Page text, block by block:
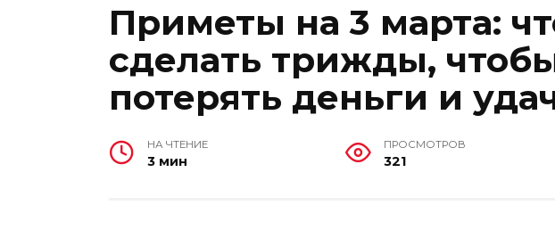
Приметы на 3 марта:
сделать трижды,
потерять деньги и
НА ЧТЕНИЕ
3 мин
ПРОСМОТРОВ
321